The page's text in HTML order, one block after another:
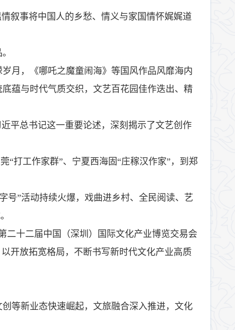
叙事将中国人的乡愁、情义与家国情怀娓娓道
月，《哪吒之魔童闹海》等国风作品风靡海内
蕴与时代气质交织，文艺百花园佳作迭出、精
平总书记这一重要论述，深刻揭示了文艺创作
“打工作家群”、宁夏西海固“庄稼汉作家”，到郑
号”活动持续火爆，戏曲进乡村、全民阅读、艺
十二届中国（深圳）国际文化产业博览交易会
开放拓宽格局，不断书写新时代文化产业高质
等新业态快速崛起，文旅融合深入推进，文化